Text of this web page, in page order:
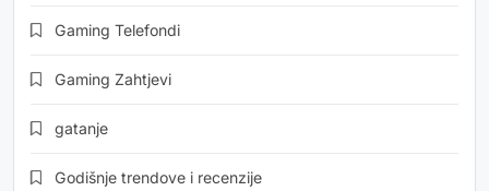
Gaming Telefondi
Gaming Zahtjevi
gatanje
Godišnje trendove i recenzije